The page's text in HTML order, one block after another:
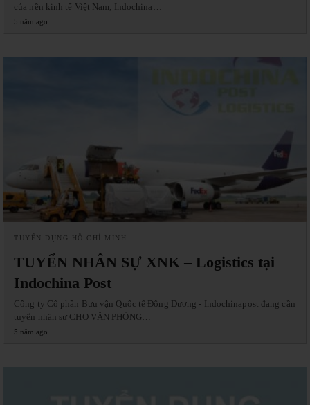
của nền kinh tế Việt Nam, Indochina…
5 năm ago
TUYỂN DỤNG HỒ CHÍ MINH
TUYỂN NHÂN SỰ XNK – Logistics tại
Indochina Post
Công ty Cổ phần Bưu vận Quốc tế Đông Dương - Indochinapost đang cần
tuyển nhân sự CHO VĂN PHÒNG…
5 năm ago